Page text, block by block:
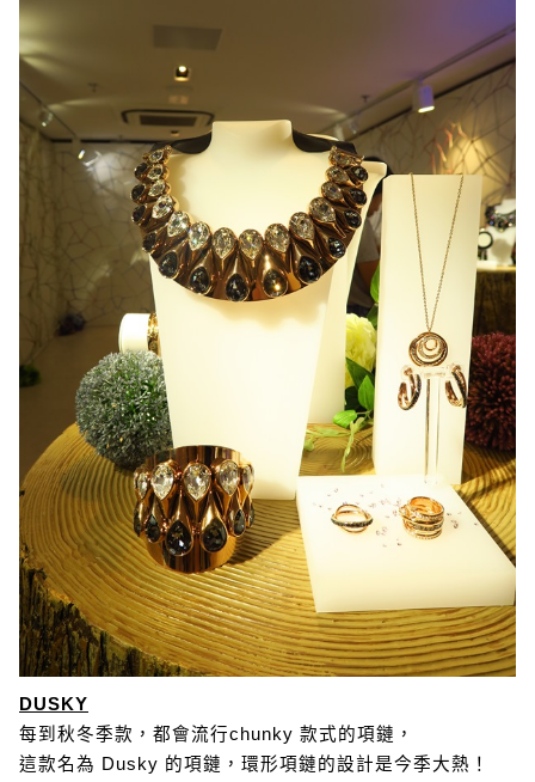
DUSKY
每到秋冬季款，都會流行chunky 款式的項鏈，
這款名為 Dusky 的項鏈，環形項鏈的設計是今季大熱！